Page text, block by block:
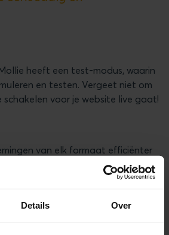
Details Over
heeft een test-modus, waarin
en testen. Vergeet niet om
voor je website live gaat!
van elk formaat efficiënter
maar makkelijk te